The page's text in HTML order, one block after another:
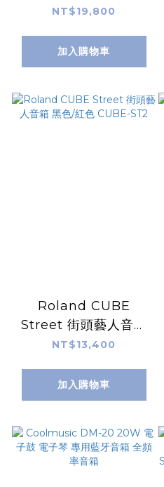
叭 [可加購攜行袋]
NT$19,800
加入購物車
Roland CUBE
Street 街頭藝人音箱
黑色/紅色 CUBE-ST2
NT$13,400
加入購物車